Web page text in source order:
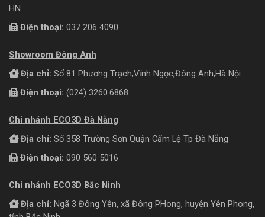
HN
Điện thoại: 037 206 4090
Showroom Đông Anh
Địa chỉ: Số 81 Phương Trạch,Vĩnh Ngọc,Đông Anh,Hà Nội
Điện thoại: (024) 3260.6868
Chi nhánh ECO3D Đà Nẵng
Địa chỉ: Số 358 Trường Sơn Quận Cẩm Lệ Tp Đà Nẵng
Điện thoại: 090 560 5016
Chi nhánh ECO3D Bắc Ninh
Địa chỉ: Ngã 3 Đông Yên, xã Đông PHong, huyện Yên Phong,